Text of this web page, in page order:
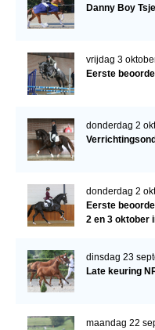
Danny Boy
vrijdag 3
Eerste
donderdag 2
donderdag 2
Eerste
2 en 3 oktober
dinsdag 23
Late keuring
maandag 22